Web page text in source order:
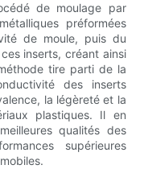
de moulage par
préformées
de moule, puis du
inserts, créant ainsi
tire parti de la
des inserts
la légèreté et la
plastiques. Il en
qualités des
supérieures